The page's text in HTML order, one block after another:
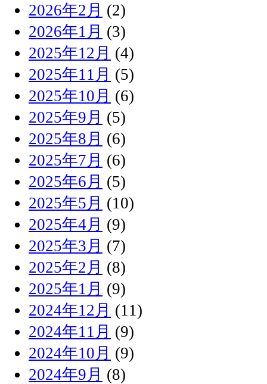
2026年2月 (2)
2026年1月 (3)
2025年12月 (4)
2025年11月 (5)
2025年10月 (6)
2025年9月 (5)
2025年8月 (6)
2025年7月 (6)
2025年6月 (5)
2025年5月 (10)
2025年4月 (9)
2025年3月 (7)
2025年2月 (8)
2025年1月 (9)
2024年12月 (11)
2024年11月 (9)
2024年10月 (9)
2024年9月 (8)